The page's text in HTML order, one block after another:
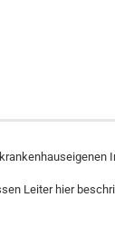
Leiter hier